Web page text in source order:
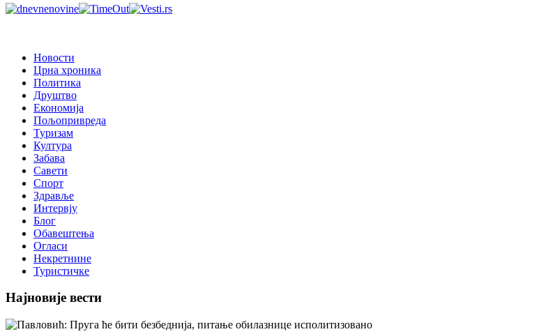
Новости
Црна хроника
Политика
Друштво
Економија
Пољопривреда
Туризам
Култура
Забава
Савети
Спорт
Здравље
Интервју
Блог
Обавештења
Огласи
Некретнине
Туристичке
Најновије вести